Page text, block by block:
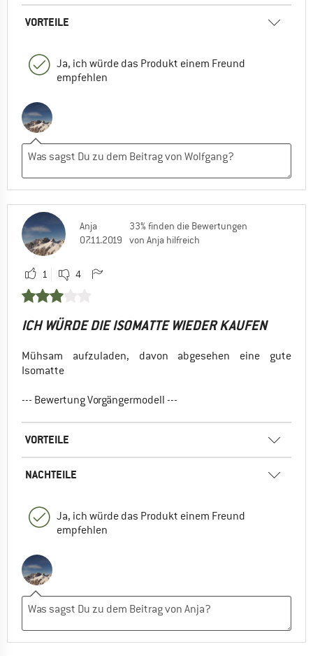
VORTEILE
Ja, ich würde das Produkt einem Freund
empfehlen
Anja
07.11.2019
33% finden die Bewertungen
von Anja hilfreich
1 4
ICH WÜRDE DIE ISOMATTE WIEDER KAUFEN
Mühsam aufzuladen, davon abgesehen eine gute
Isomatte
--- Bewertung Vorgängermodell ---
VORTEILE
NACHTEILE
Ja, ich würde das Produkt einem Freund
empfehlen